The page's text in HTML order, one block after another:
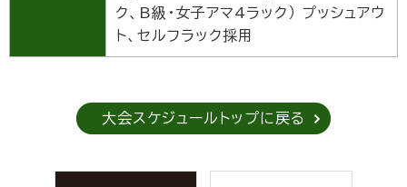
ク、B級・女子アマ4ラック） プッシュアウ
ト、セルフラック採用
大会スケジュールトップに戻る